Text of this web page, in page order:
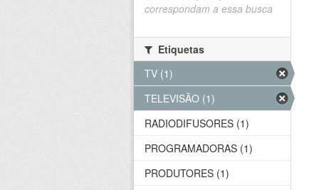
correspondam a essa busca
Etiquetas
TV (1)
TELEVISÃO (1)
RADIODIFUSORES (1)
PROGRAMADORAS (1)
PRODUTORES (1)